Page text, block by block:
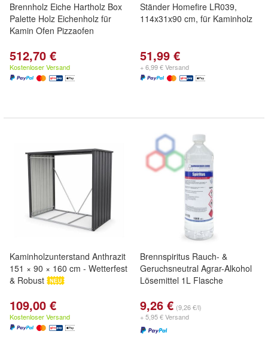
Brennholz Eiche Hartholz Box
Palette Holz Eichenholz für
Kamin Ofen Pizzaofen
512,70 €
Kostenloser Versand
Ständer Homefire LR039,
114x31x90 cm, für Kaminholz
51,99 €
+ 6,99 € Versand
Kaminholzunterstand Anthrazit
151 × 90 × 160 cm - Wetterfest
& Robust
109,00 €
Kostenloser Versand
Brennspiritus Rauch- &
Geruchsneutral Agrar-Alkohol
Lösemittel 1L Flasche
9,26 € (9,26 €/l)
+ 5,95 € Versand